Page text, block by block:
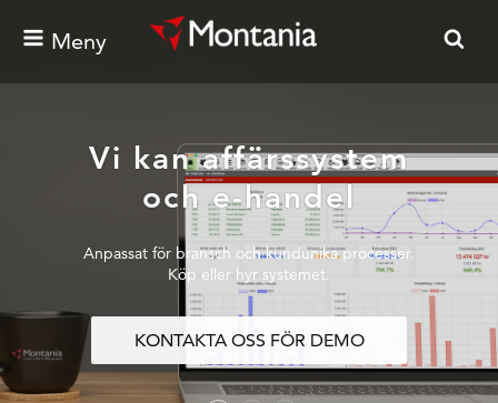
Meny
Vi kan affärssystem
och e-handel
Anpassat för bransch och kundunika processer.
Köp eller hyr systemet.
KONTAKTA OSS FÖR DEMO